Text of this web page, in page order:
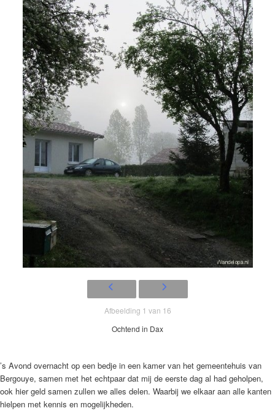
Afbeelding 1 van 16
Ochtend in Dax
’s Avond overnacht op een bedje in een kamer van het gemeentehuis van
Bergouye, samen met het echtpaar dat mij de eerste dag al had geholpen,
ook hier geld samen zullen we alles delen. Waarbij we elkaar aan alle kanten
hielpen met kennis en mogelijkheden.